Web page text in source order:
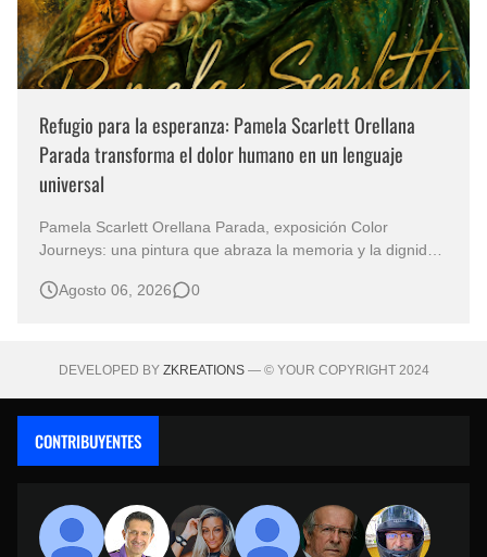
Refugio para la esperanza: Pamela Scarlett Orellana
Parada transforma el dolor humano en un lenguaje
universal
Pamela Scarlett Orellana Parada, exposición Color
Journeys: una pintura que abraza la memoria y la dignidad
obras no necesitan levantar la voz para permanecer en la
Agosto 06, 2026 0
DEVELOPED BY ZKREATIONS— © YOUR COPYRIGHT 2024
CONTRIBUYENTES